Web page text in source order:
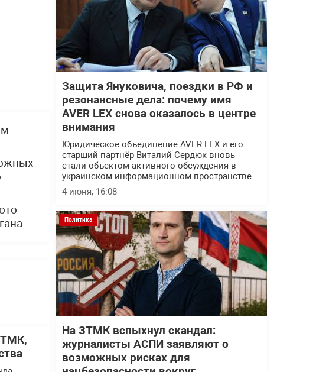
Защита Януковича, поездки в РФ и
резонансные дела: почему имя
AVER LEX снова оказалось в центре
внимания
Юридическое объединение AVER LEX и его
старший партнёр Виталий Сердюк вновь
стали объектом активного обсуждения в
украинском информационном пространстве.
4 июня, 16:08
Политика
На ЗТМК вспыхнул скандал:
журналисты АСПИ заявляют о
возможных рисках для